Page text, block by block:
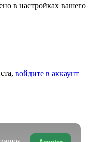
в настройках вашего
войдите в аккаунт